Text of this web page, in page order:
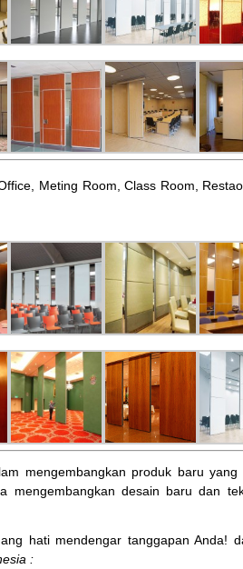
Meting Room, Class Room,
mengembangkan produk baru yang
mengembangkan desain baru dan
hati mendengar tanggapan Anda!
: